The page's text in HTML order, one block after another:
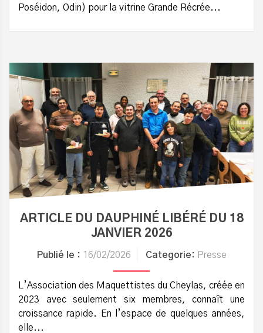
Poséidon, Odin) pour la vitrine Grande Récrée...
ARTICLE DU DAUPHINÉ LIBÉRÉ DU 18
JANVIER 2026
Publié le : 16/02/2026 Categorie: Presse
L’Association des Maquettistes du Cheylas, créée en
2023 avec seulement six membres, connaît une
croissance rapide. En l’espace de quelques années,
elle...